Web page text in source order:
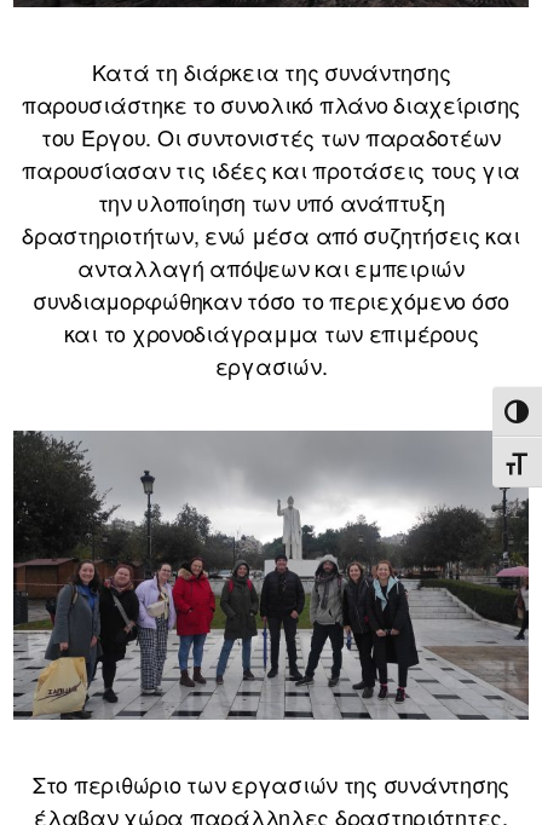
Κατά τη διάρκεια της συνάντησης
παρουσιάστηκε το συνολικό πλάνο διαχείρισης
του Έργου. Οι συντονιστές των παραδοτέων
παρουσίασαν τις ιδέες και προτάσεις τους για
την υλοποίηση των υπό ανάπτυξη
δραστηριοτήτων, ενώ μέσα από συζητήσεις και
ανταλλαγή απόψεων και εμπειριών
συνδιαμορφώθηκαν τόσο το περιεχόμενο όσο
και το χρονοδιάγραμμα των επιμέρους
εργασιών.
Στο περιθώριο των εργασιών της συνάντησης
έλαβαν χώρα παράλληλες δραστηριότητες,